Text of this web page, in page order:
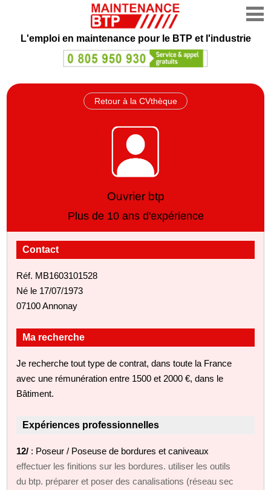
L'emploi en maintenance pour le BTP et l'industrie
Retour à la CVthèque
Ouvrier btp
Plus de 10 ans d'expérience
Contact
Réf. MB1603101528
Né le 17/07/1973
07100 Annonay
Ma recherche
Je recherche tout type de contrat, dans toute la France
avec une rémunération entre 1500 et 2000 €, dans le
Bâtiment.
Expériences professionnelles
12/ : Poseur / Poseuse de bordures et caniveaux
effectuer les finitions sur les bordures. utiliser les outils
du btp. préparer et poser des canalisations (réseau sec